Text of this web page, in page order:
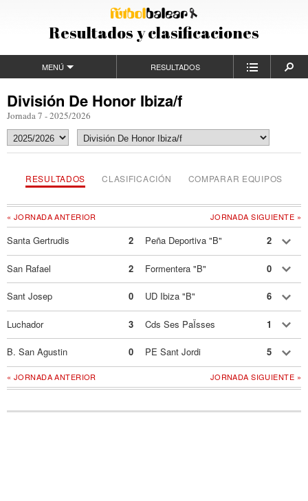
Resultados y clasificaciones
MENÚ RESULTADOS
División De Honor Ibiza/f
Jornada 7 - 2025/2026
RESULTADOS CLASIFICACIÓN COMPARAR EQUIPOS
JORNADA SIGUIENTE »
« JORNADA ANTERIOR
Santa Gertrudis 2 Peña Deportiva "B" 2
San Rafael 2 Formentera "B" 0
Sant Josep 0 UD Ibiza "B" 6
Luchador 3 Cds Ses PaÏsses 1
B. San Agustin 0 PE Sant Jordi 5
JORNADA SIGUIENTE »
« JORNADA ANTERIOR